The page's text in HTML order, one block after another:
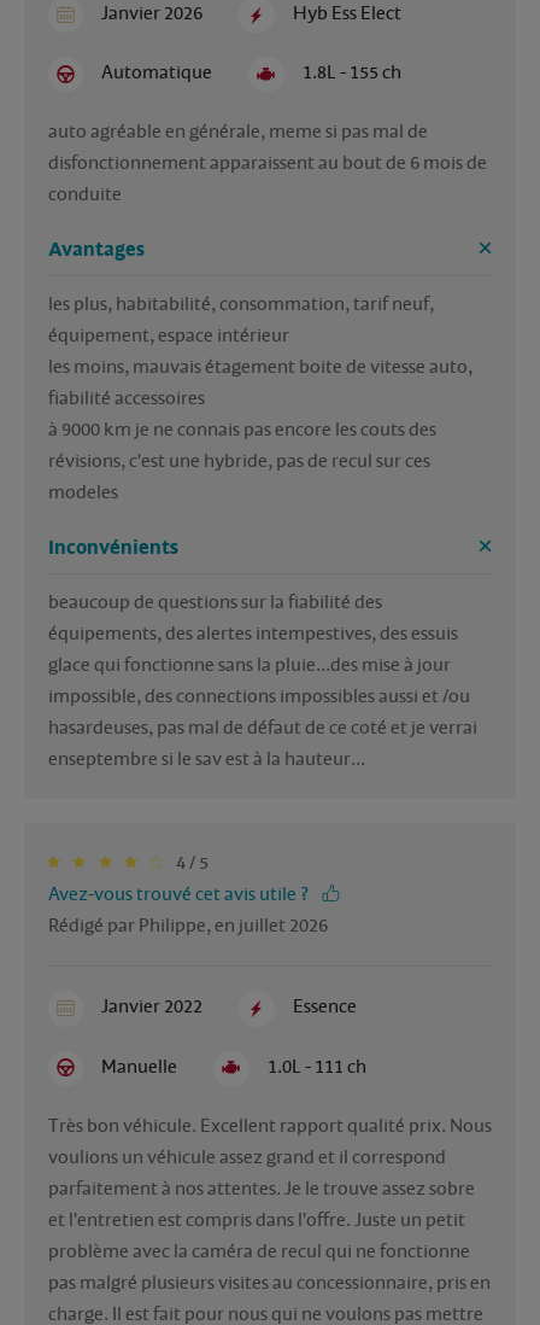
Janvier 2026 Hyb Ess Elect
Automatique 1.8L - 155 ch
auto agréable en générale, meme si pas mal de
disfonctionnement apparaissent au bout de 6 mois de
conduite
Avantages
les plus, habitabilité, consommation, tarif neuf,
équipement, espace intérieur
les moins, mauvais étagement boite de vitesse auto,
fiabilité accessoires
à 9000 km je ne connais pas encore les couts des
révisions, c'est une hybride, pas de recul sur ces
modeles
Inconvénients
beaucoup de questions sur la fiabilité des
équipements, des alertes intempestives, des essuis
glace qui fonctionne sans la pluie...des mise à jour
impossible, des connections impossibles aussi et /ou
hasardeuses, pas mal de défaut de ce coté et je verrai
enseptembre si le sav est à la hauteur...
4 / 5
Avez-vous trouvé cet avis utile ?
Rédigé par Philippe, en juillet 2026
Janvier 2022 Essence
Manuelle 1.0L - 111 ch
Très bon véhicule. Excellent rapport qualité prix. Nous
voulions un véhicule assez grand et il correspond
parfaitement à nos attentes. Je le trouve assez sobre
et l'entretien est compris dans l'offre. Juste un petit
problème avec la caméra de recul qui ne fonctionne
pas malgré plusieurs visites au concessionnaire, pris en
charge. Il est fait pour nous qui ne voulons pas mettre